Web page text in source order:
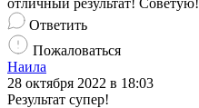
Ответить
Пожаловаться
Наила
28 октября 2022 в 18:03
Результат супер!